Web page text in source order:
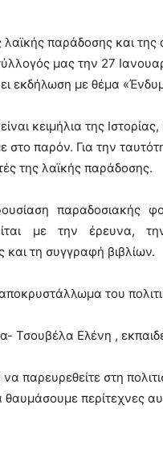
παράδοσης και της
μας την 27
εκδήλωση με θέμα
κειμήλια της
παρόν. Για την
της λαϊκής παράδοσης.
παραδοσιακής
με την έρευνα,
τη συγγραφή βιβλίων.
του
Τσουβέλα Ελένη ,
να παρευρεθείτε στη
περίτεχνες